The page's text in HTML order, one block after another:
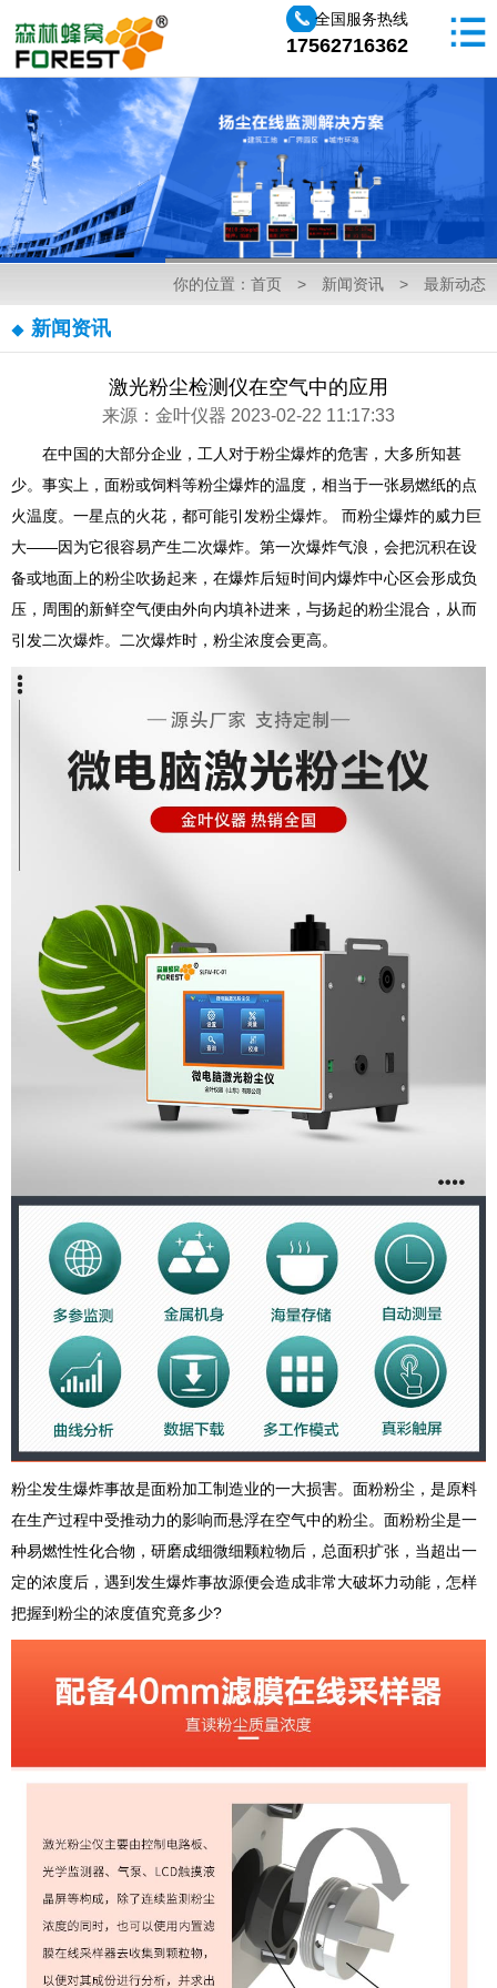
全国服务热线
17562716362
你的位置： 首页 > 新闻资讯 > 最新动态
新闻资讯
激光粉尘检测仪在空气中的应用
来源：金叶仪器 2023-02-22 11:17:33
在中国的大部分企业，工人对于粉尘爆炸的危害，大多所知甚
少。事实上，面粉或饲料等粉尘爆炸的温度，相当于一张易燃纸的点
火温度。一星点的火花，都可能引发粉尘爆炸。 而粉尘爆炸的威力巨
大——因为它很容易产生二次爆炸。第一次爆炸气浪，会把沉积在设
备或地面上的粉尘吹扬起来，在爆炸后短时间内爆炸中心区会形成负
压，周围的新鲜空气便由外向内填补进来，与扬起的粉尘混合，从而
引发二次爆炸。二次爆炸时，粉尘浓度会更高。
粉尘发生爆炸事故是面粉加工制造业的一大损害。面粉粉尘，是原料
在生产过程中受推动力的影响而悬浮在空气中的粉尘。面粉粉尘是一
种易燃性性化合物，研磨成细微细颗粒物后，总面积扩张，当超出一
定的浓度后，遇到发生爆炸事故源便会造成非常大破坏力动能，怎样
把握到粉尘的浓度值究竟多少?